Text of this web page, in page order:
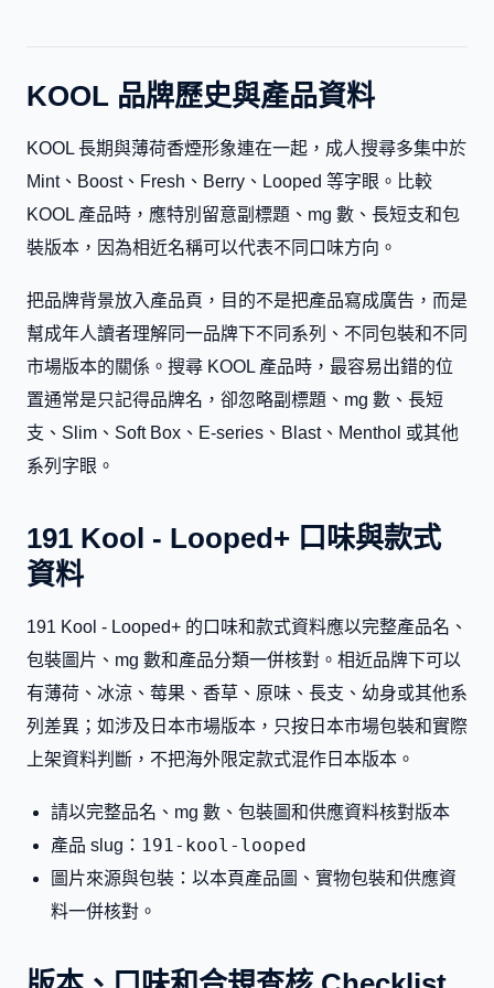
KOOL 品牌歷史與產品資料
KOOL 長期與薄荷香煙形象連在一起，成人搜尋多集中於
Mint、Boost、Fresh、Berry、Looped 等字眼。比較
KOOL 產品時，應特別留意副標題、mg 數、長短支和包
裝版本，因為相近名稱可以代表不同口味方向。
把品牌背景放入產品頁，目的不是把產品寫成廣告，而是
幫成年人讀者理解同一品牌下不同系列、不同包裝和不同
市場版本的關係。搜尋 KOOL 產品時，最容易出錯的位
置通常是只記得品牌名，卻忽略副標題、mg 數、長短
支、Slim、Soft Box、E-series、Blast、Menthol 或其他
系列字眼。
191 Kool - Looped+ 口味與款式
資料
191 Kool - Looped+ 的口味和款式資料應以完整產品名、
包裝圖片、mg 數和產品分類一併核對。相近品牌下可以
有薄荷、冰涼、莓果、香草、原味、長支、幼身或其他系
列差異；如涉及日本市場版本，只按日本市場包裝和實際
上架資料判斷，不把海外限定款式混作日本版本。
請以完整品名、mg 數、包裝圖和供應資料核對版本
產品 slug： 191-kool-looped
圖片來源與包裝：以本頁產品圖、實物包裝和供應資
料一併核對。